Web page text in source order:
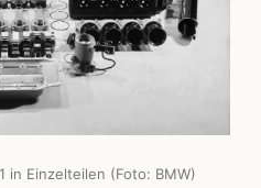
in Einzelteilen (Foto: BMW)